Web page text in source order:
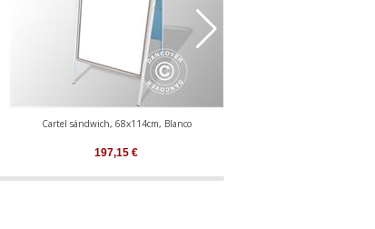
Cartel sándwich, 68x114cm, Blanco
197,15 €